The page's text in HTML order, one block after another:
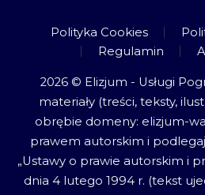
Polityka Cookies
Regulamin
2026 © Elizjum - Usługi
materiały (treści, teksty,
obrębie domeny: elizjum-
prawem autorskim i
„Ustawy o prawie autorskim i
dnia 4 lutego 1994 r. (tekst